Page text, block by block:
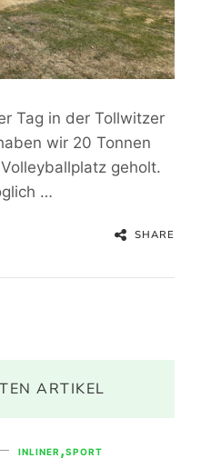
Tag in der Tollwitzer
wir 20 Tonnen
geholt.
…
SHARE
ARTIKEL
INLINER SPORT